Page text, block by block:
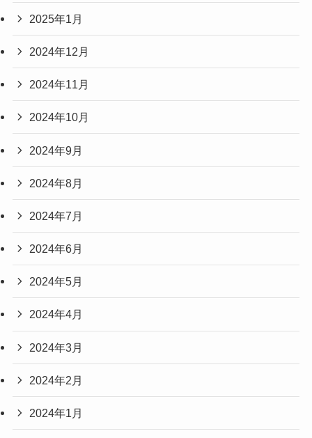
2025年1月
2024年12月
2024年11月
2024年10月
2024年9月
2024年8月
2024年7月
2024年6月
2024年5月
2024年4月
2024年3月
2024年2月
2024年1月